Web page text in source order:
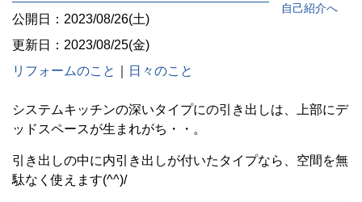
自己紹介へ
公開日：2023/08/26(土)
更新日：2023/08/25(金)
リフォームのこと
日々のこと
システムキッチンの深いタイプにの引き出しは、上部にデ
ッドスペースが生まれがち・・。
引き出しの中に内引き出しが付いたタイプなら、空間を無
駄なく使えます(^^)/